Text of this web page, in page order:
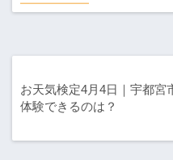
お天気検定4月4日｜宇都宮
体験できるのは？